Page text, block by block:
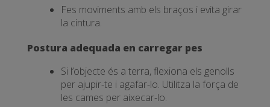
Fes moviments amb els braços i evita girar
la cintura.
Postura adequada en carregar pes
Si l’objecte és a terra, flexiona els genolls
per ajupir-te i agafar-lo. Utilitza la força de
les cames per aixecar-lo.